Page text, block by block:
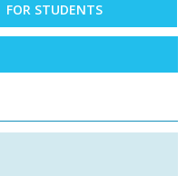
FOR STUDENTS